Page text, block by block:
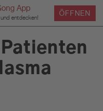
App
entdecken!
ÖFFNEN
SCHLIESSEN
News News Detailseite